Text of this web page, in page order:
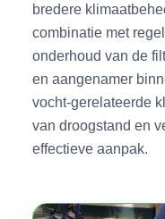
bredere
combinatie met
onderhoud van de
en aangenamer
vocht-gerelateerde
van droogstand en
effectieve aanpak.